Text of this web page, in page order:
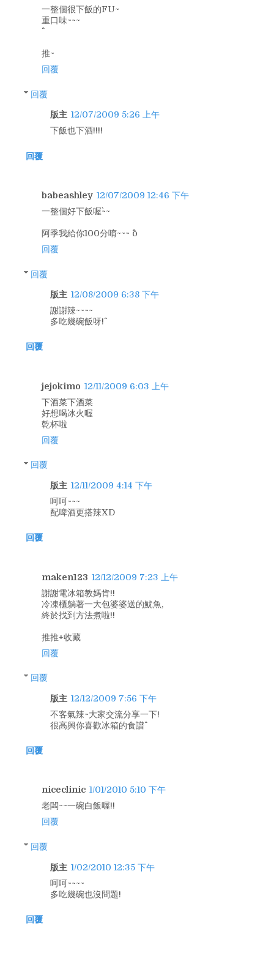
一整個很下飯的FU~
重口味~~~
推~
回覆
回覆
版主 12/07/2009 5:26 上午
下飯也下酒!!!!
回覆
babeashley 12/07/2009 12:46 下午
一整個好下飯喔`~~
阿季我給你100分唷~~~ ^o^
回覆
回覆
版主 12/08/2009 6:38 下午
謝謝辣~~~~
多吃幾碗飯呀!^^
回覆
jejokimo 12/11/2009 6:03 上午
下酒菜下酒菜
好想喝冰火喔
乾杯啦
回覆
回覆
版主 12/11/2009 4:14 下午
呵呵~~~
配啤酒更搭辣XD
回覆
maken123 12/12/2009 7:23 上午
謝謝電冰箱教媽肯!!
冷凍櫃躺著一大包婆婆送的魷魚,
終於找到方法煮啦!!
推推+收藏
回覆
回覆
版主 12/12/2009 7:56 下午
不客氣辣~大家交流分享一下!
很高興你喜歡冰箱的食譜^^
回覆
niceclinic 1/01/2010 5:10 下午
老闆~~一碗白飯喔!!
回覆
回覆
版主 1/02/2010 12:35 下午
呵呵~~~~
多吃幾碗也沒問題!
回覆